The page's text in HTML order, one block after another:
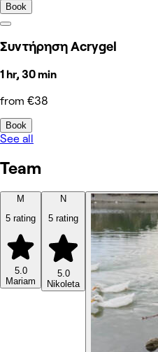
Book
Συντήρηση Acrygel
1 hr, 30 min
from €38
Book
See all
Team
M
5 rating
5.0
Mariam
N
5 rating
5.0
Nikoleta